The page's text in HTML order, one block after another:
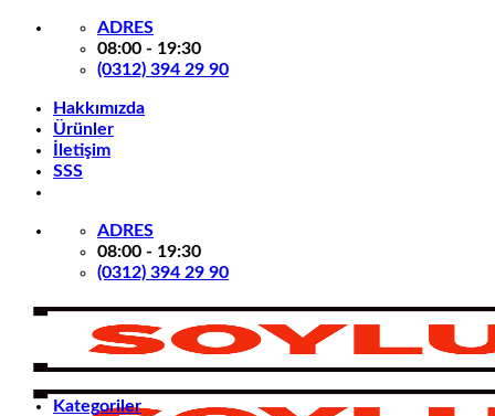
İçeriğe
ADRES
08:00 - 19:30
(0312) 394 29 90
Hakkımızda
Ürünler
İletişim
SSS
ADRES
08:00 - 19:30
(0312) 394 29 90
Kategoriler